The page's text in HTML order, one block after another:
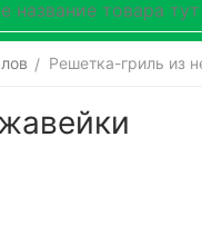
/ Решетка-гриль из